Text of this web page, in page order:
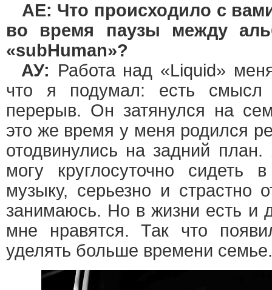
AE: Что происходило с
во время паузы между
«subHuman»?
АУ: Работа над «Liquid»
что я подумал: есть смысл
перерыв. Он затянулся на
это же время у меня родился
отодвинулись на задний
могу круглосуточно
музыку, серьезно и страстно
занимаюсь. Но в жизни есть и
мне нравятся. Так что
уделять больше времени семье.